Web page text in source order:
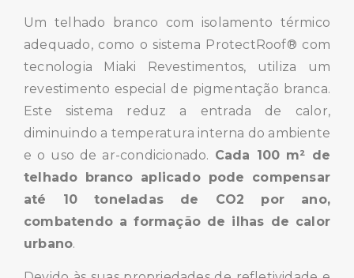
Um telhado branco com isolamento térmico
adequado, como o sistema ProtectRoof® com
tecnologia Miaki Revestimentos, utiliza um
revestimento especial de pigmentação branca.
Este sistema reduz a entrada de calor,
diminuindo a temperatura interna do ambiente
e o uso de ar-condicionado. Cada 100 m² de
telhado branco aplicado pode compensar
até 10 toneladas de CO2 por ano,
combatendo a formação de ilhas de calor
urbano.